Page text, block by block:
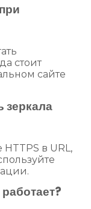
стоит
сайте
зеркала
в URL,